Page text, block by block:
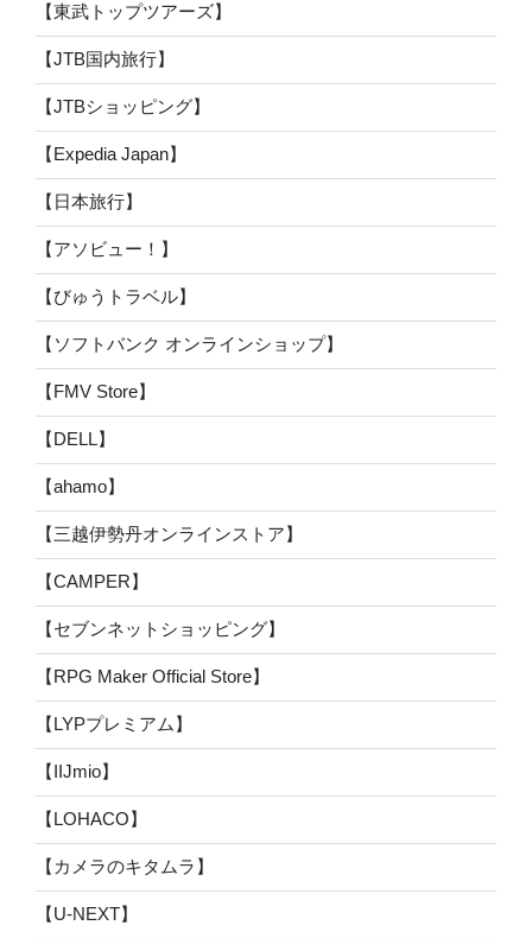
【東武トップツアーズ】
【JTB国内旅行】
【JTBショッピング】
【Expedia Japan】
【日本旅行】
【アソビュー！】
【びゅうトラベル】
【ソフトバンク オンラインショップ】
【FMV Store】
【DELL】
【ahamo】
【三越伊勢丹オンラインストア】
【CAMPER】
【セブンネットショッピング】
【RPG Maker Official Store】
【LYPプレミアム】
【IIJmio】
【LOHACO】
【カメラのキタムラ】
【U-NEXT】